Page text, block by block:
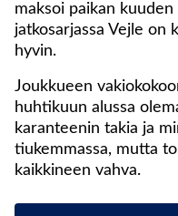
maksoi paikan kuuden
jatkosarjassa Vejle on
hyvin.
Joukkueen
huhtikuun alussa
karanteenin takia ja
tiukemmassa, mutta
kaikkineen vahva.